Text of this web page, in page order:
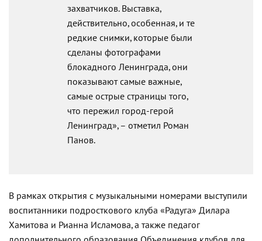
захватчиков. Выставка,
действительно, особенная, и те
редкие снимки, которые были
сделаны фотографами
блокадного Ленинграда, они
показывают самые важные,
самые острые страницы того,
что пережил город-герой
Ленинград», – отметил Роман
Панов.
В рамках открытия с музыкальными номерами выступили
воспитанники подросткового клуба «Радуга» Дилара
Хамитова и Рианна Исламова, а также педагог